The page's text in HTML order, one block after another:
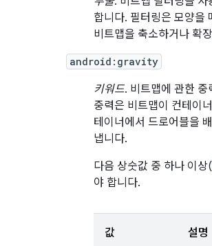
합니다. 필터링은 모양을
비트맵을 축소하거나 확
android:gravity
키워드. 비트맵에 관한 중
중력은 비트맵이 컨테이
테이너에서 드로어블을
냅니다.
다음 상숫값 중 하나 이상(
야 합니다.
값 설명